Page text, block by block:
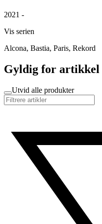
2021 -
Vis serien
Alcona, Bastia, Paris, Rekord
Gyldig for artikkel
Utvid alle produkter